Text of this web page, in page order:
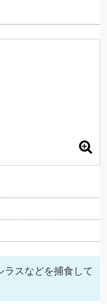
ラスなどを捕食して